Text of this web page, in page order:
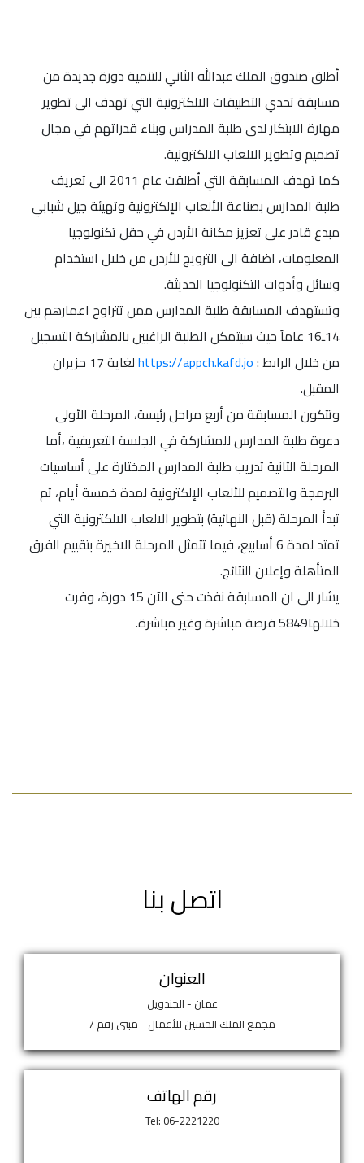
أطلق صندوق الملك عبدالله الثاني للتنمية دورة جديدة من
مسابقة تحدي التطبيقات الالكترونية التي تهدف الى تطوير
مهارة الابتكار لدى طلبة المدراس وبناء قدراتهم في مجال
تصميم وتطوير الالعاب الالكترونية.
كما تهدف المسابقة التي أطلقت عام 2011 الى تعريف
طلبة المدارس بصناعة الألعاب الإلكترونية وتهيئة جيل شبابي
مبدع قادر على تعزيز مكانة الأردن في حقل تكنولوجيا
المعلومات، اضافة الى الترويج للأردن من خلال استخدام
وسائل وأدوات التكنولوجيا الحديثة.
وتستهدف المسابقة طلبة المدارس ممن تتراوح اعمارهم بين
14ـ16 عاماً حيث سيتمكن الطلبة الراغبين بالمشاركة التسجيل
من خلال الرابط :https://appch.kafd.jo
لغاية 17 حزيران
المقبل.
وتتكون المسابقة من أربع مراحل رئيسة، المرحلة الأولى
دعوة طلبة المدارس للمشاركة في الجلسة التعريفية ،أما
المرحلة الثانية تدريب طلبة المدارس المختارة على أساسيات
البرمجة والتصميم للألعاب الإلكترونية لمدة خمسة أيام، ثم
تبدأ المرحلة (قبل النهائية) بتطوير الالعاب الالكترونية التي
تمتد لمدة 6 أسابيع، فيما تتمثل المرحلة الاخيرة بتقييم الفرق
المتأهلة وإعلان النتائج.
يشار الى ان المسابقة نفذت حتى الآن 15 دورة، وفرت
خلالها5849 فرصة مباشرة وغير مباشرة.
اتصل بنا
العنوان
عمان - الجندويل
مجمع الملك الحسين للأعمال - مبنى رقم 7
رقم الهاتف
Tel: 06-2221220